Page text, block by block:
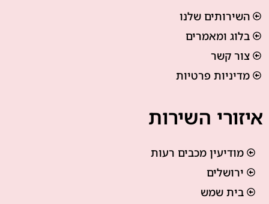
השירותים שלנו
בלוג ומאמרים
צור קשר
מדיניות פרטיות
איזורי השירות
מודיעין מכבים רעות
ירושלים
בית שמש